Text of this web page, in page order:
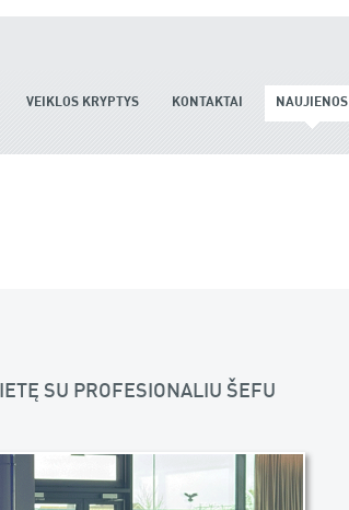
VEIKLOS KRYPTYS KONTAKTAI NAUJIENOS
SU PROFESIONALIU ŠEFU